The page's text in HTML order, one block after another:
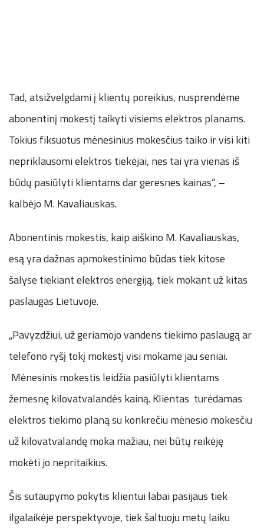
Tad, atsižvelgdami į klientų poreikius, nusprendėme
abonentinį mokestį taikyti visiems elektros planams.
Tokius fiksuotus mėnesinius mokesčius taiko ir visi kiti
nepriklausomi elektros tiekėjai, nes tai yra vienas iš
būdų pasiūlyti klientams dar geresnes kainas“, –
kalbėjo M. Kavaliauskas.
Abonentinis mokestis, kaip aiškino M. Kavaliauskas,
esą yra dažnas apmokestinimo būdas tiek kitose
šalyse tiekiant elektros energiją, tiek mokant už kitas
paslaugas Lietuvoje.
„Pavyzdžiui, už geriamojo vandens tiekimo paslaugą ar
telefono ryšį tokį mokestį visi mokame jau seniai.
Mėnesinis mokestis leidžia pasiūlyti klientams
žemesnę kilovatvalandės kainą. Klientas turėdamas
elektros tiekimo planą su konkrečiu mėnesio mokesčiu
už kilovatvalandę moka mažiau, nei būtų reikėję
mokėti jo nepritaikius.
Šis sutaupymo pokytis klientui labai pasijaus tiek
ilgalaikėje perspektyvoje, tiek šaltuoju metų laiku